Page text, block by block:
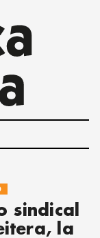
sindical
la